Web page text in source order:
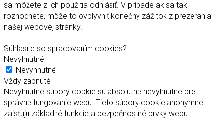
sa môžete z ich použitia odhlásiť. V prípade ak sa tak
rozhodnete, môže to ovplyvniť konečný zážitok z prezerania
našej webovej stránky.
Súhlasíte so spracovaním cookies?
Nevyhnutné
Nevyhnutné
Vždy zapnuté
Nevyhnutné súbory cookie sú absolútne nevyhnutné pre
správne fungovanie webu. Tieto súbory cookie anonymne
zaisťujú základné funkcie a bezpečnostné prvky webu.